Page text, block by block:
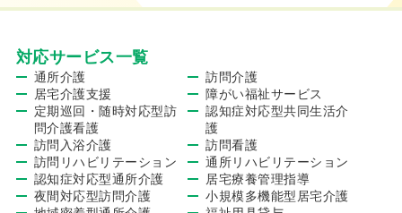
対応サービス一覧
通所介護
訪問介護
居宅介護支援
障がい福祉サービス
定期巡回・随時対応型訪
問介護看護
認知症対応型共同生活介
護
訪問入浴介護
訪問看護
訪問リハビリテーション
通所リハビリテーション
認知症対応型通所介護
居宅療養管理指導
夜間対応型訪問介護
小規模多機能型居宅介護